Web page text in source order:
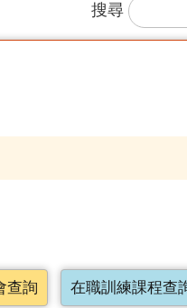
搜尋
查詢 在職訓練課程查